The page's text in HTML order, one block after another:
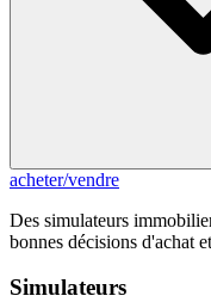
acheter/vendre
Des simulateurs
bonnes décisions d'achat
Simulateurs